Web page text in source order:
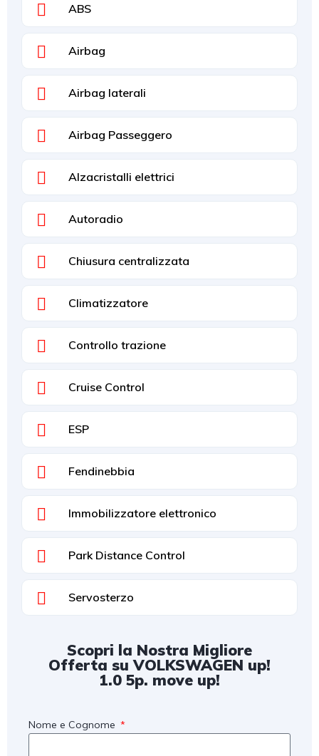
ABS
Airbag
Airbag laterali
Airbag Passeggero
Alzacristalli elettrici
Autoradio
Chiusura centralizzata
Climatizzatore
Controllo trazione
Cruise Control
ESP
Fendinebbia
Immobilizzatore elettronico
Park Distance Control
Servosterzo
Scopri la Nostra Migliore
Offerta su VOLKSWAGEN up!
1.0 5p. move up!
Nome e Cognome